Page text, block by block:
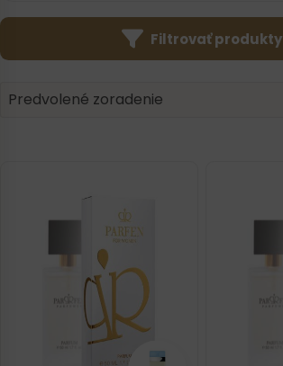
Filtrovať produkty
Product | Sorting
Sort content
Predvolené zoradenie
Sort content